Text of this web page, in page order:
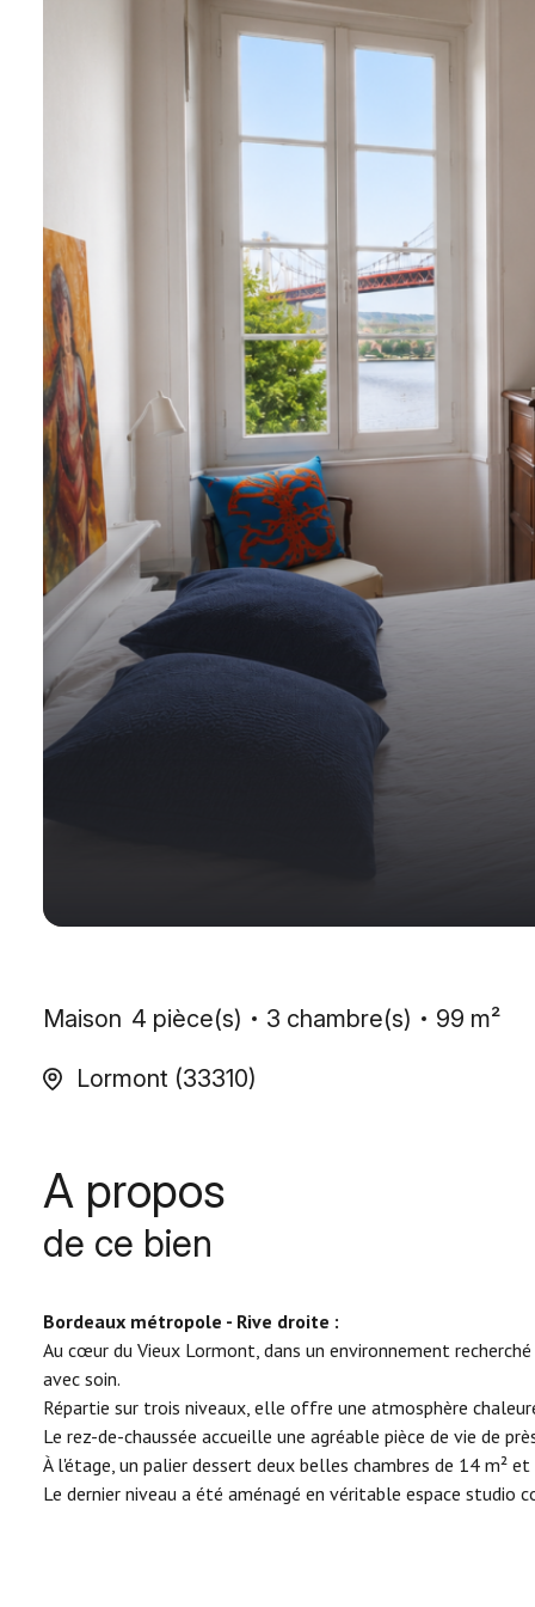
Maison 4 pièce(s) 3 chambre(s) 99 m²
Lormont (33310)
A propos
de ce bien
Bordeaux métropole - Rive droite :
Au cœur du Vieux Lormont, dans un environnement
avec soin.
Répartie sur trois niveaux, elle offre une atmosphère
Le rez-de-chaussée accueille une agréable pièce de vie de
À l'étage, un palier dessert deux belles chambres de 14 m²
Le dernier niveau a été aménagé en véritable espace studio